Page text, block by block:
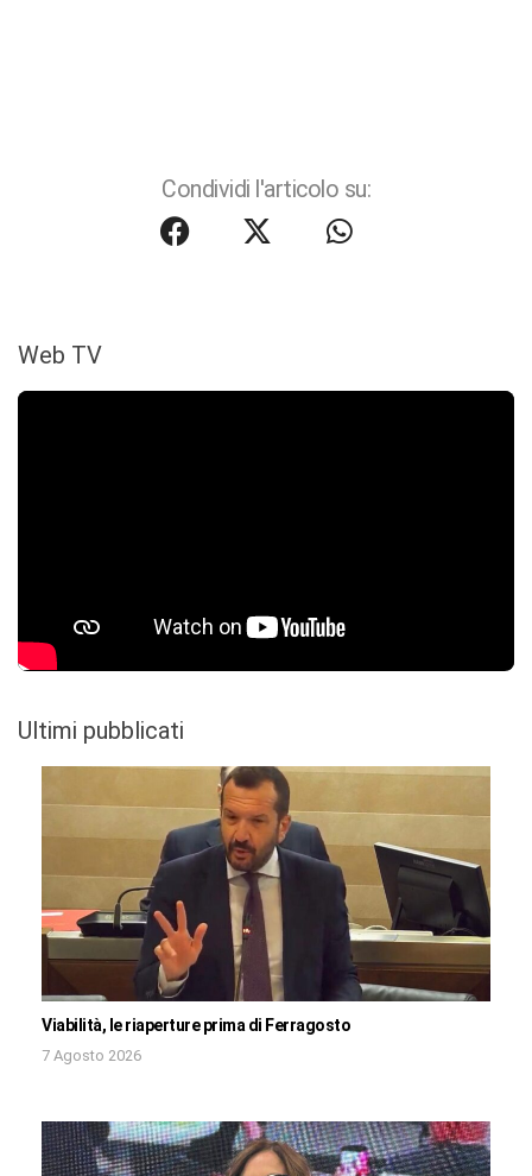
Condividi l'articolo su:
Web TV
Ultimi pubblicati
Viabilità, le riaperture prima di Ferragosto
7 Agosto 2026